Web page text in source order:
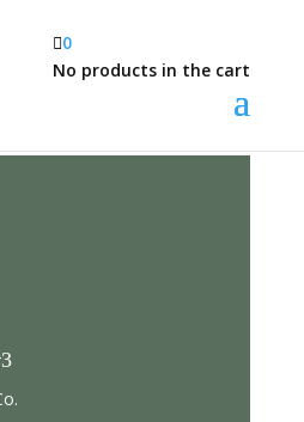
0
No products in the cart
3